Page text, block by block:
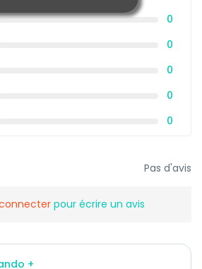
0
0
0
0
0
Pas d'avis
pour écrire un avis
+